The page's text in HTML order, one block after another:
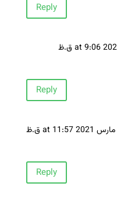
Reply
Reply
Reply